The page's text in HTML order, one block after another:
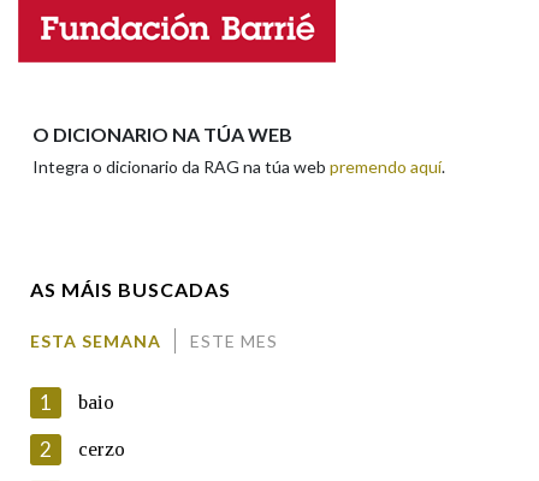
Nome
O DICIONARIO NA TÚA WEB
Integra o dicionario da RAG na túa web premendo aquí.
AS MÁIS BUSCADAS
ESTA SEMANA ESTE MES
1 baio
2 cerzo